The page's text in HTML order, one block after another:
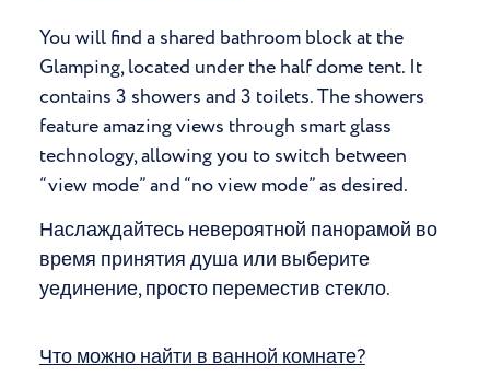
You will find a shared bathroom block at the
Glamping, located under the half dome tent. It
contains 3 showers and 3 toilets. The showers
feature amazing views through smart glass
technology, allowing you to switch between
“view mode” and “no view mode” as desired.
Наслаждайтесь невероятной панорамой во
время принятия душа или выберите
уединение, просто переместив стекло.
Что можно найти в ванной комнате?